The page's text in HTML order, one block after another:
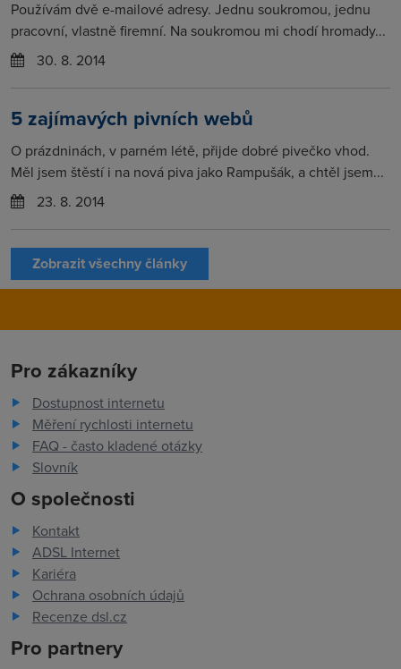
Používám dvě e-mailové adresy. Jednu soukromou, jednu
pracovní, vlastně firemní. Na soukromou mi chodí hromady...
30. 8. 2014
5 zajímavých pivních webů
O prázdninách, v parném létě, přijde dobré pivečko vhod.
Měl jsem štěstí i na nová piva jako Rampušák, a chtěl jsem...
23. 8. 2014
Zobrazit všechny články
Pro zákazníky
Dostupnost internetu
Měření rychlosti internetu
FAQ - často kladené otázky
Slovník
O společnosti
Kontakt
ADSL Internet
Kariéra
Ochrana osobních údajů
Recenze dsl.cz
Pro partnery